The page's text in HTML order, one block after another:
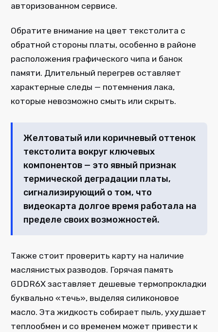
авторизованном сервисе.
Обратите внимание на цвет текстолита с
обратной стороны платы, особенно в районе
расположения графического чипа и банок
памяти. Длительный перегрев оставляет
характерные следы — потемнения лака,
которые невозможно смыть или скрыть.
Желтоватый или коричневый оттенок
текстолита вокруг ключевых
компонентов — это явный признак
термической деградации платы,
сигнализирующий о том, что
видеокарта долгое время работала на
пределе своих возможностей.
Также стоит проверить карту на наличие
маслянистых разводов. Горячая память
GDDR6X заставляет дешевые термопрокладки
буквально «течь», выделяя силиконовое
масло. Эта жидкость собирает пыль, ухудшает
теплообмен и со временем может привести к